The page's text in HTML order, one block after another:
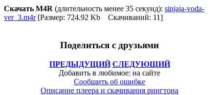
Скачать M4R (длительность менее 35 секунд): sinjaja-voda-
ver_3.m4r[Размер: 724.92 Kb Скачиваний: 11]
Поделиться с друзьями
ПРЕДЫДУЩИЙ СЛЕДУЮЩИЙ
Добавить в любимое: на сайте
Сообщить об ошибке
Описание плеера и скачивания рингтона